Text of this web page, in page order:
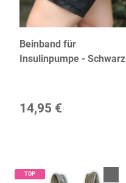
Beinband für
Insulinpumpe - Schwarz
14,95 €
TOP